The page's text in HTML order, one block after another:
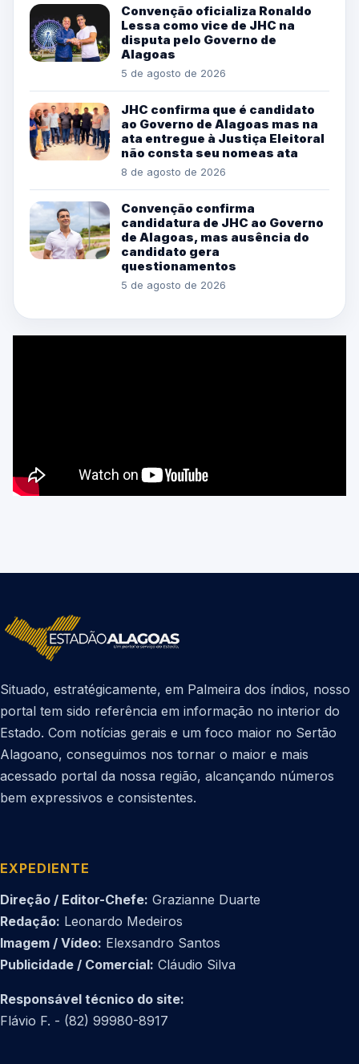
Convenção oficializa Ronaldo
Lessa como vice de JHC na
disputa pelo Governo de
Alagoas
5 de agosto de 2026
JHC confirma que é candidato
ao Governo de Alagoas mas na
ata entregue à Justiça Eleitoral
não consta seu nomeas ata
8 de agosto de 2026
Convenção confirma
candidatura de JHC ao Governo
de Alagoas, mas ausência do
candidato gera
questionamentos
5 de agosto de 2026
Situado, estratégicamente, em Palmeira dos índios, nosso
portal tem sido referência em informação no interior do
Estado. Com notícias gerais e um foco maior no Sertão
Alagoano, conseguimos nos tornar o maior e mais
acessado portal da nossa região, alcançando números
bem expressivos e consistentes.
EXPEDIENTE
Direção / Editor-Chefe: Grazianne Duarte
Redação: Leonardo Medeiros
Imagem / Vídeo: Elexsandro Santos
Publicidade / Comercial: Cláudio Silva
Responsável técnico do site:
Flávio F. - (82) 99980-8917